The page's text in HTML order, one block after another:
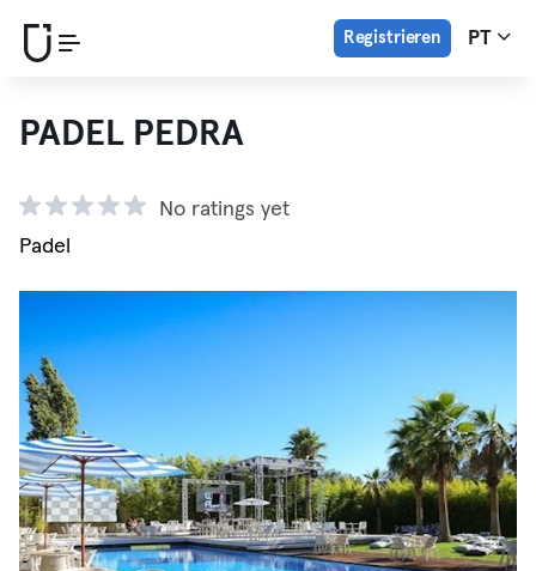
Registrieren PT
PADEL PEDRA
No ratings yet
Padel